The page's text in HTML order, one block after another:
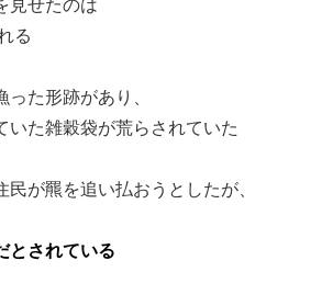
見せたのは
る
た形跡があり、
いた雑穀袋が荒らされていた
民が羆を追い払おうとしたが、
とされている